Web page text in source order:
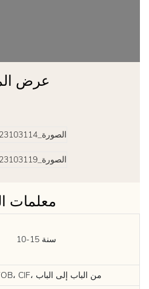
عرض
معلمات
10-15 سنة
EXW، FOB، CIF، من الباب إلى الباب